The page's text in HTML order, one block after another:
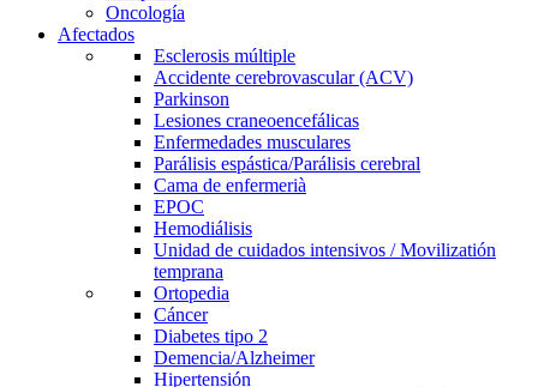
Oncología
Afectados
Esclerosis múltiple
Accidente cerebrovascular (ACV)
Parkinson
Lesiones craneoencefálicas
Enfermedades musculares
Parálisis espástica/Parálisis cerebral
Cama de enfermerià
EPOC
Hemodiálisis
Unidad de cuidados intensivos / Movilizatión
temprana
Ortopedia
Cáncer
Diabetes tipo 2
Demencia/Alzheimer
Hipertensión